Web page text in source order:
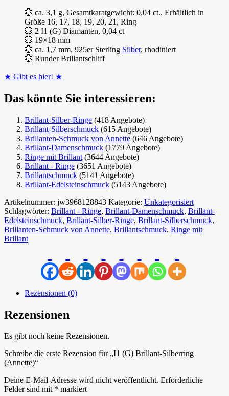
💮 ca. 3,1 g, Gesamtkaratgewicht: 0,04 ct., Erhältlich in
Größe 16, 17, 18, 19, 20, 21, Ring
💮 2 I1 (G) Diamanten, 0,04 ct
💮 19×18 mm
💮 ca. 1,7 mm, 925er Sterling Silber, rhodiniert
💮 Runder Brillantschliff
★ Gibt es hier! ★
Das könnte Sie interessieren:
Brillant-Silber-Ringe (418 Angebote)
Brillant-Silberschmuck (615 Angebote)
Brillanten-Schmuck von Annette (646 Angebote)
Brillant-Damenschmuck (1779 Angebote)
Ringe mit Brillant (3644 Angebote)
Brillant - Ringe (3651 Angebote)
Brillantschmuck (5141 Angebote)
Brillant-Edelsteinschmuck (5143 Angebote)
Artikelnummer: jw3968128843 Kategorie: Unkategorisiert
Schlagwörter: Brillant - Ringe, Brillant-Damenschmuck, Brillant-
Edelsteinschmuck, Brillant-Silber-Ringe, Brillant-Silberschmuck,
Brillanten-Schmuck von Annette, Brillantschmuck, Ringe mit
Brillant
Rezensionen (0)
Rezensionen
Es gibt noch keine Rezensionen.
Schreibe die erste Rezension für „I1 (G) Brillant-Silberring
(Annette)“
Deine E-Mail-Adresse wird nicht veröffentlicht. Erforderliche
Felder sind mit * markiert